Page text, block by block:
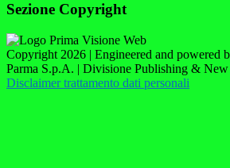
Sezione Copyright
Copyright 2026 | Engineered and powered
Parma S.p.A. | Divisione Publishing &
Disclaimer trattamento dati personali